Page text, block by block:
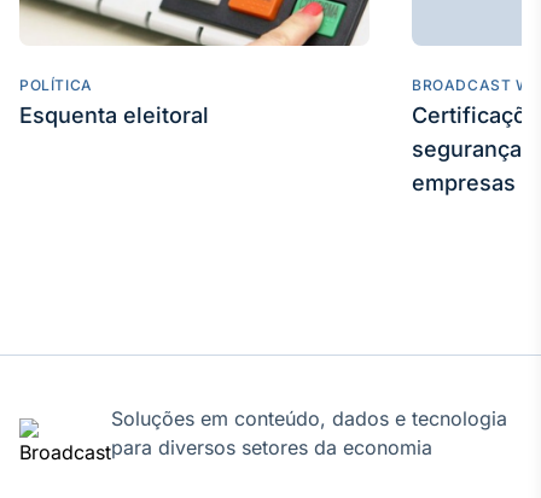
POLÍTICA
Esquenta eleitoral
BROADCAST
segurança
empresas
Soluções em conteúdo, dados e tecnologia
para diversos setores da economia